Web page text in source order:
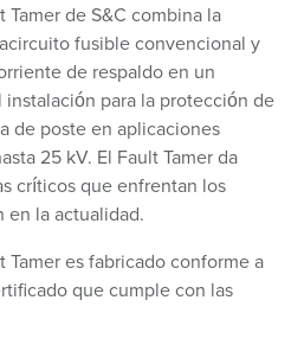
de S&C combina la
fusible convencional y
de respaldo en un
para la protección de
de poste en aplicaciones
25 kV. El Fault Tamer da
críticos que enfrentan los
la actualidad.
Tamer es fabricado conforme a
que cumple con las